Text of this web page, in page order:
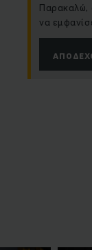
Παρακαλώ,
να